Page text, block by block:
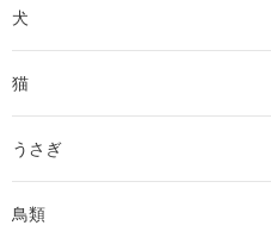
犬
猫
うさぎ
鳥類